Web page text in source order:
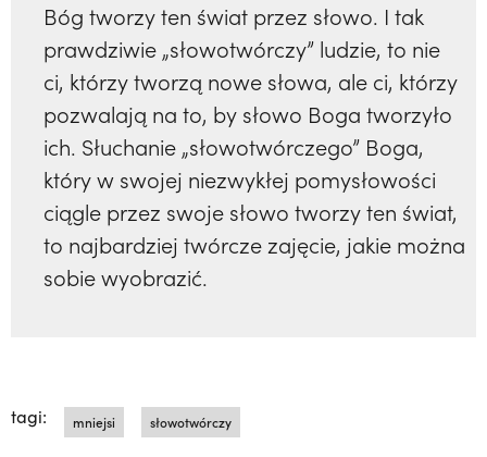
Bóg tworzy ten świat przez słowo. I tak
prawdziwie „słowotwórczy” ludzie, to nie
ci, którzy tworzą nowe słowa, ale ci, którzy
pozwalają na to, by słowo Boga tworzyło
ich. Słuchanie „słowotwórczego” Boga,
który w swojej niezwykłej pomysłowości
ciągle przez swoje słowo tworzy ten świat,
to najbardziej twórcze zajęcie, jakie można
sobie wyobrazić.
tagi: mniejsi słowotwórczy